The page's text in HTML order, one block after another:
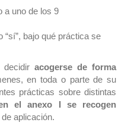
a uno de los 9
bajo qué práctica se
decidir acogerse de forma
en toda o parte de su
prácticas sobre distintas
el anexo I se recogen
aplicación.